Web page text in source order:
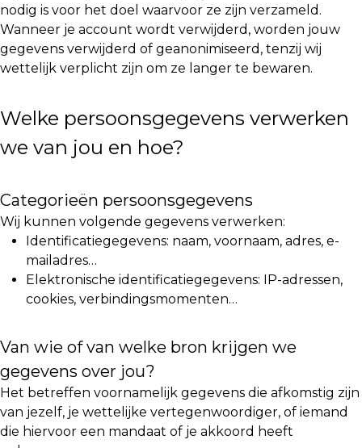
nodig is voor het doel waarvoor ze zijn verzameld.
Wanneer je account wordt verwijderd, worden jouw
gegevens verwijderd of geanonimiseerd, tenzij wij
wettelijk verplicht zijn om ze langer te bewaren.
Welke persoonsgegevens verwerken
we van jou en hoe?
Categorieën persoonsgegevens
Wij kunnen volgende gegevens verwerken:
Identificatiegegevens: naam, voornaam, adres, e-
mailadres…
Elektronische identificatiegegevens: IP-adressen,
cookies, verbindingsmomenten…
Van wie of van welke bron krijgen we
gegevens over jou?
Het betreffen voornamelijk gegevens die afkomstig zijn
van jezelf, je wettelijke vertegenwoordiger, of iemand
die hiervoor een mandaat of je akkoord heeft